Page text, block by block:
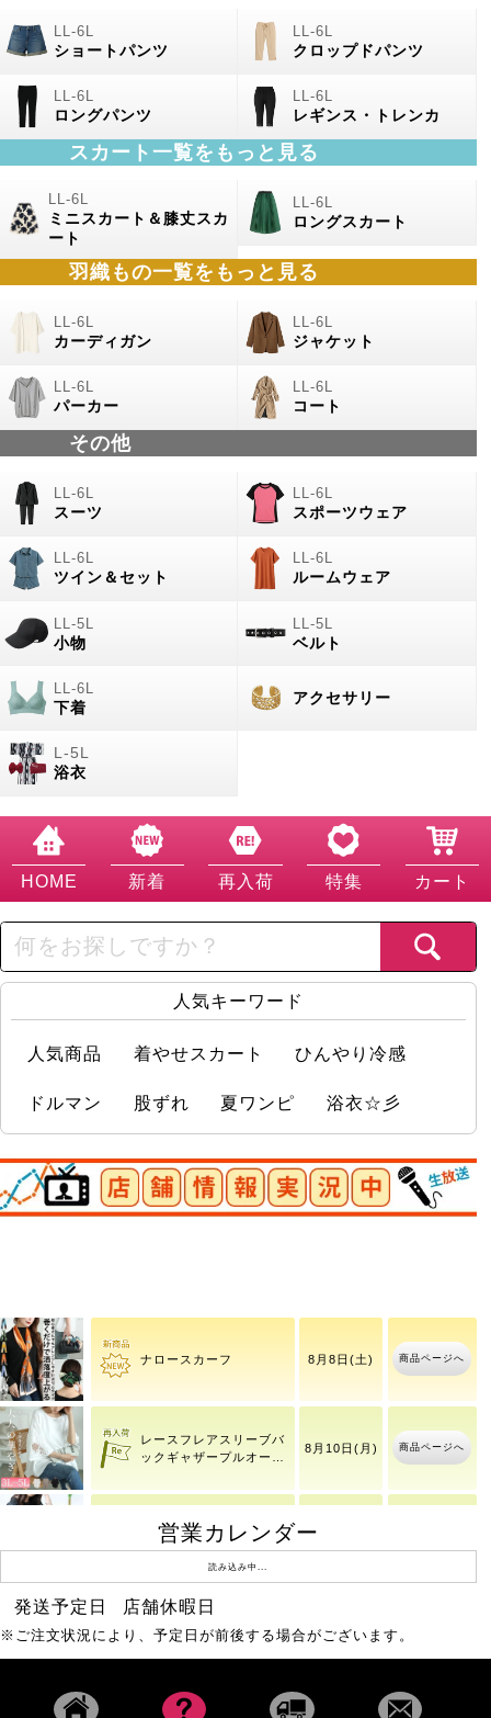
ショートパンツ クロップドパンツ
ロングパンツ レギンス・トレンカ
スカート一覧をもっと見る
ミニスカート＆膝丈スカ
ート
ロングスカート
羽織もの一覧をもっと見る
カーディガン ジャケット
パーカー コート
その他
スーツ スポーツウェア
ツイン＆セット ルームウェア
小物 ベルト
下着
アクセサリー
浴衣
HOME 新着 再入荷 特集 カート
人気キーワード
人気商品 着やせスカート ひんやり冷感
ドルマン 股ずれ 夏ワンピ 浴衣☆彡
店舗情報実況中
ナロースカーフ 8月8日(土) 商品ページへ
レースフレアスリーブバ
ックギャザープルオーバ
8月10日(月) 商品ページへ
ドットフレアスリーブプ
ルオーバー
8月10日(月)
大きいサイズ レディース
8時14分
バタフライ＆ラインスト
8月8日(土) 商品ページへ
営業カレンダー
読み込み中...
発送予定日 店舗休暇日
※ご注文状況により、予定日が前後する場合がございます。